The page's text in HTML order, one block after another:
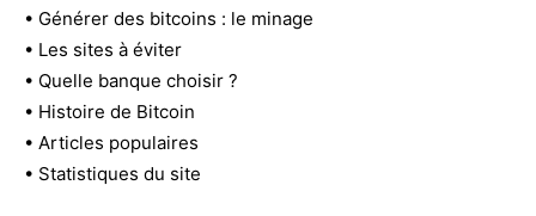
• Générer des bitcoins : le minage
• Les sites à éviter
• Quelle banque choisir ?
• Histoire de Bitcoin
• Articles populaires
• Statistiques du site